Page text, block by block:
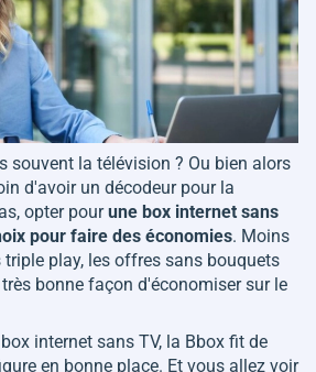
souvent la télévision ? Ou bien alors
d'avoir un décodeur pour la
opter pourune box internet sans
pour faire des économies. Moins
play, les offres sans bouquets
bonne façon d'économiser sur le
internet sans TV, la Bbox fit de
en bonne place. Et vous allez voir